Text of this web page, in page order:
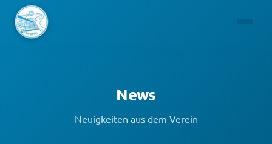
News
Neuigkeiten aus dem Verein